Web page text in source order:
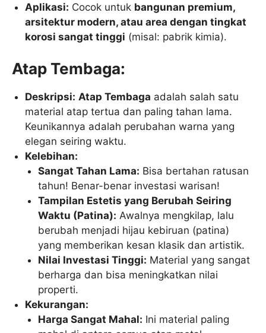
Aplikasi: Cocok untuk bangunan premium,
arsitektur modern, atau area dengan tingkat
korosi sangat tinggi (misal: pabrik kimia).
Atap Tembaga:
Deskripsi: Atap Tembaga adalah salah satu
material atap tertua dan paling tahan lama.
Keunikannya adalah perubahan warna yang
elegan seiring waktu.
Kelebihan:
Sangat Tahan Lama: Bisa bertahan ratusan
tahun! Benar-benar investasi warisan!
Tampilan Estetis yang Berubah Seiring
Waktu (Patina): Awalnya mengkilap, lalu
berubah menjadi hijau kebiruan (patina)
yang memberikan kesan klasik dan artistik.
Nilai Investasi Tinggi: Material yang sangat
berharga dan bisa meningkatkan nilai
properti.
Kekurangan:
Harga Sangat Mahal: Ini material paling